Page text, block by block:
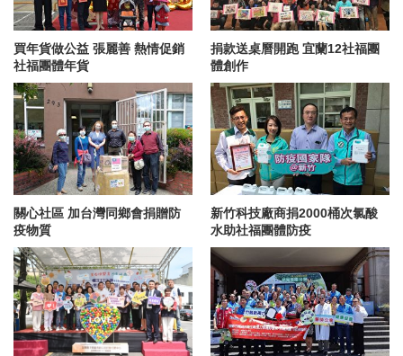
捐款送桌曆開跑 宜蘭12社福團
體創作
買年貨做公益 張麗善 熱情促銷
社福團體年貨
新竹科技廠商捐2000桶次氯酸
水助社福團體防疫
關心社區 加台灣同鄉會捐贈防
疫物質